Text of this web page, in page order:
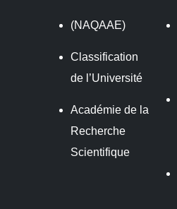
(NAQAAE)
Classification
de l’Université
Académie de la
Recherche
Scientifique